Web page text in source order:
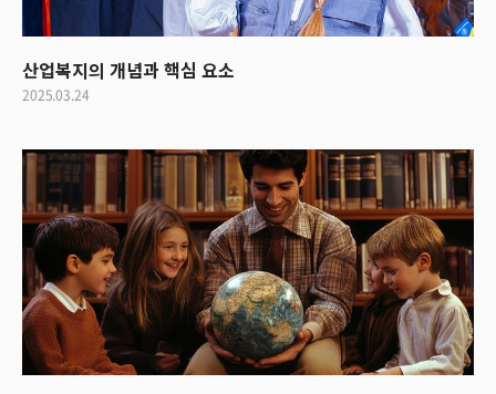
산업복지의 개념과 핵심 요소
2025.03.24